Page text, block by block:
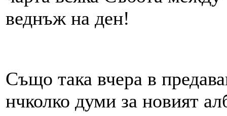
веднъж на ден!
Също така вчера в
нчколко думи за новият